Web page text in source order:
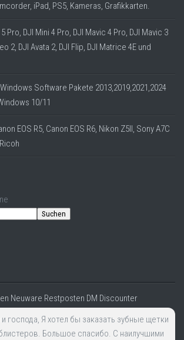
iPad, PS5, Kameras, Grafikkarten.
Pro, DJI Mini 4 Pro, DJI Mavic 4 Pro, DJI Mavic 3
2, DJI Avata 2, DJI Flip, DJI Matrice 4E und
Software Pakete 2013,2019,2021,2024
10/11
EOS R5, Canon EOS R6, Nikon Z5II, Sony A7C
Suchen
Neuware Restposten DM Discounter
Я хотел бы заказать зубные щетки
блистеров. Большое спасибо. С наилучшими